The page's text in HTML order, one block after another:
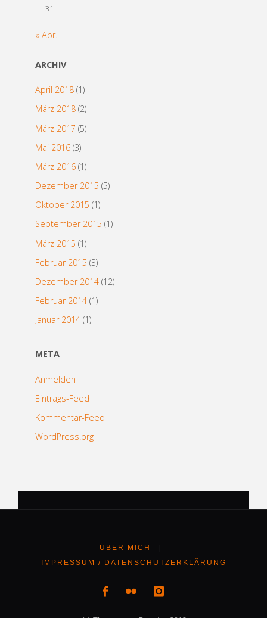
31
« Apr.
ARCHIV
April 2018(1)
März 2018(2)
März 2017 (5)
Mai 2016(3)
März 2016(1)
Dezember 2015 (5)
Oktober 2015 (1)
September 2015 (1)
März 2015 (1)
Februar 2015 (3)
Dezember 2014(12)
Februar 2014(1)
Januar 2014(1)
META
Anmelden
Eintrags-Feed
Kommentar-Feed
WordPress.org
ÜBER MICH
IMPRESSUM / DATENSCHUTZERKLÄRUNG